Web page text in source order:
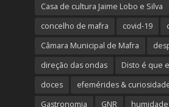
Casa de cultura Jaime Lobo e Silva
concelho de mafra
covid-19
Câmara Municipal de Mafra
direção das ondas
Disto é que
doces
efemérides &
Gastronomia
GNR humidade